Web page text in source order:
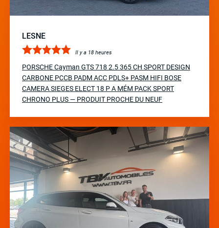
LESNE
Il y a 18 heures
PORSCHE Cayman GTS 718 2.5 365 CH SPORT DESIGN
CARBONE PCCB PADM ACC PDLS+ PASM HIFI BOSE
CAMERA SIEGES ELECT 18 P A MÉM PACK SPORT
CHRONO PLUS — PRODUIT PROCHE DU NEUF